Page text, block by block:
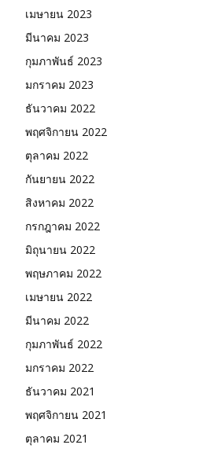
เมษายน 2023
มีนาคม 2023
กุมภาพันธ์ 2023
มกราคม 2023
ธันวาคม 2022
พฤศจิกายน 2022
ตุลาคม 2022
กันยายน 2022
สิงหาคม 2022
กรกฎาคม 2022
มิถุนายน 2022
พฤษภาคม 2022
เมษายน 2022
มีนาคม 2022
กุมภาพันธ์ 2022
มกราคม 2022
ธันวาคม 2021
พฤศจิกายน 2021
ตุลาคม 2021